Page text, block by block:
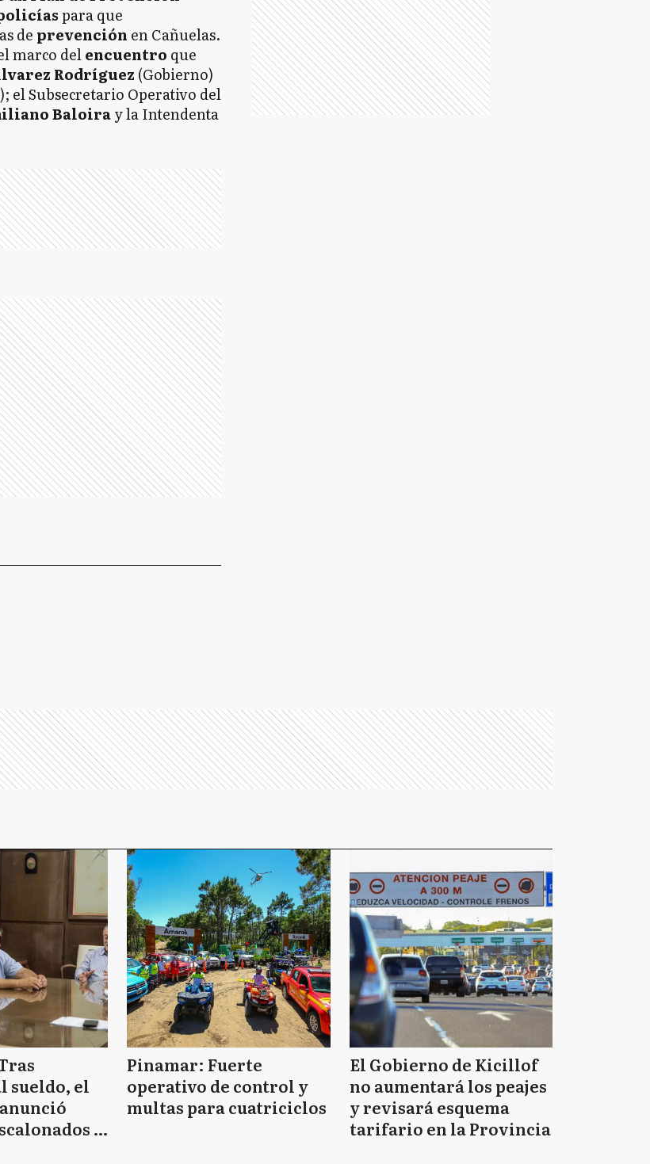
para que
de prevención en Cañuelas.
marco delencuentro que
Rodríguez (Gobierno)
el Subsecretario Operativo del
Baloiray la Intendenta
sueldo, el
y
Pinamar: Fuerte
operativo de control y
multas para cuatriciclos
El Gobierno de Kicillof
no aumentará los peajes
y revisará esquema
tarifario en la Provincia